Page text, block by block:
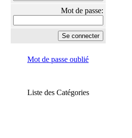
Mot de passe:
Mot de passe oublié
Liste des Catégories